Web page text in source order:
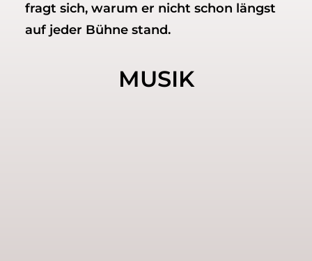
fragt sich, warum er nicht schon längst
auf jeder Bühne stand.
MUSIK